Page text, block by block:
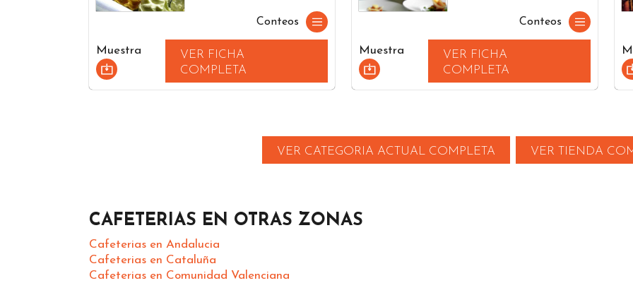
Conteos
Muestra
VER FICHA
COMPLETA
Conteos
Muestra
VER FICHA
COMPLETA
VER CATEGORIA ACTUAL COMPLETA VER TIENDA
CAFETERIAS EN OTRAS ZONAS
Cafeterias en Andalucia
Cafeterias en Cataluña
Cafeterias en Comunidad Valenciana